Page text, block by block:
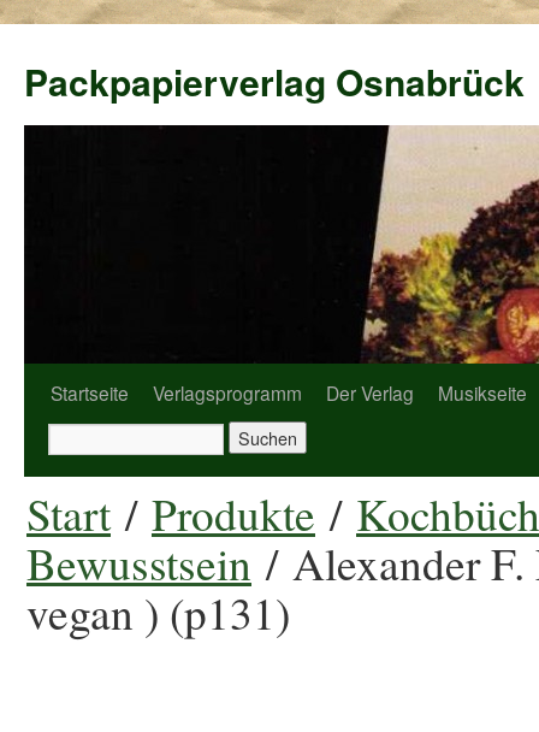
Packpapierverlag Osnabrück
Startseite Verlagsprogramm Der Verlag Musikseite
Start/ Produkte /
Bewusstsein / Alexander F.
vegan ) (p131)